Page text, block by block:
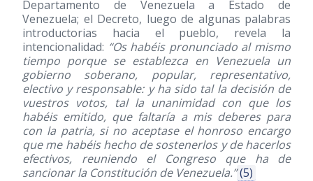
Departamento de Venezuela a Estado de
Venezuela; el Decreto, luego de algunas palabras
introductorias hacia el pueblo, revela la
intencionalidad: “Os habéis pronunciado al mismo
tiempo porque se establezca en Venezuela un
gobierno soberano, popular, representativo,
electivo y responsable: y ha sido tal la decisión de
vuestros votos, tal la unanimidad con que los
habéis emitido, que faltaría a mis deberes para
con la patria, si no aceptase el honroso encargo
que me habéis hecho de sostenerlos y de hacerlos
efectivos, reuniendo el Congreso que ha de
sancionar la Constitución de Venezuela.”(5)